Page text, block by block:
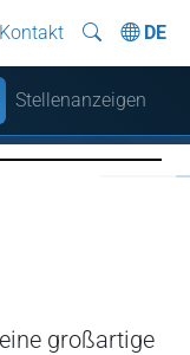
Kontakt DE
Stellenanzeigen
großartige